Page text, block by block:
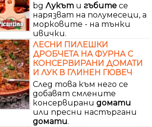
bg Лукът и гъбите се
нарязват на полумесеци, а
морковите - на тънки
ивички.
ЛЕСНИ ПИЛЕШКИ
ДРОБЧЕТА НА ФУРНА С
КОНСЕРВИРАНИ ДОМАТИ
И ЛУК В ГЛИНЕН ГЮВЕЧ
След това към него се
добавят смлените
консервирани домати
или пресни настъргани
домати.